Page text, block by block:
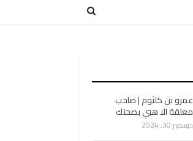
عمرو بن كلثوم | صاحب
معلقة الا هبي بصحنك
ديسمبر 30, 2024